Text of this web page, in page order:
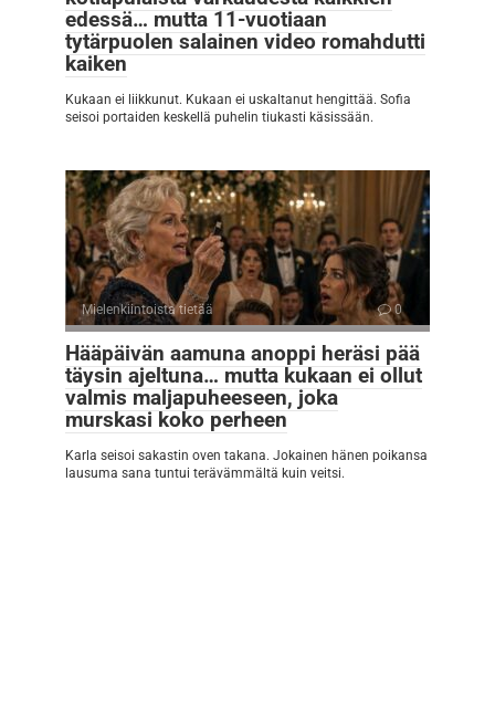
edessä… mutta 11-vuotiaan
tytärpuolen salainen video romahdutti
kaiken
Kukaan ei liikkunut. Kukaan ei uskaltanut hengittää. Sofia
seisoi portaiden keskellä puhelin tiukasti käsissään.
Mielenkiintoista tietää 0
Hääpäivän aamuna anoppi heräsi pää
täysin ajeltuna… mutta kukaan ei ollut
valmis maljapuheeseen, joka
murskasi koko perheen
Karla seisoi sakastin oven takana. Jokainen hänen poikansa
lausuma sana tuntui terävämmältä kuin veitsi.